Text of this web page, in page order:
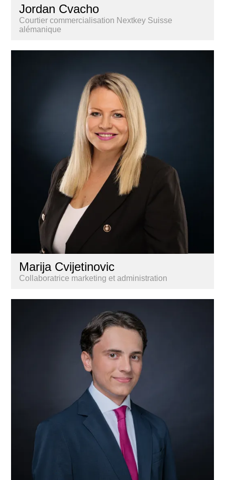
Jordan Cvacho
Courtier commercialisation Nextkey Suisse
alémanique
Marija Cvijetinovic
Collaboratrice marketing et administration